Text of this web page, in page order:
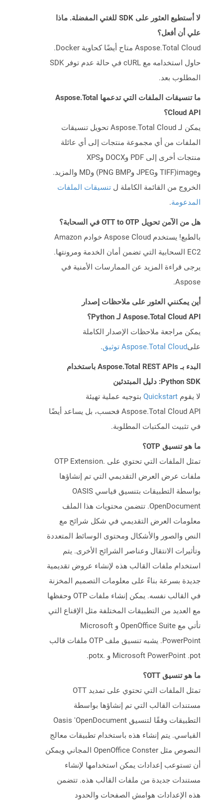
لا أستطيع العثور على SDK للغتي المفضلة. ماذا
علي أن أفعل؟
Aspose.Total Cloud متاح أيضًا كحاوية Docker.
حاول استخدامه مع cURL في حالة عدم توفر SDK
المطلوب بعد.
ما تنسيقات الملفات التي تدعمها Aspose.Total
Cloud API؟
يمكن لـ Aspose.Total Cloud تحويل تنسيقات
الملفات من أي مجموعة منتجات إلى أي عائلة
منتجات أخرى إلى PDF وDOCX وXPS
وimage(TIFF وJPEG وPNG BMP) وMD والمزيد.
الخروج من القائمة الكاملة ل تنسيقات الملفات
المدعومة.
هل من الآمن تحويل OTT to OTP في السحابة؟
بالطبع! يستخدم Aspose Cloud خوادم Amazon
EC2 السحابية التي تضمن أمان الخدمة ومرونتها.
يرجى قراءة المزيد عن الممارسات الأمنية في
Aspose.
أين يمكنني العثور على ملاحظات إصدار
Aspose.Total Cloud API لـ Python؟
يمكن مراجعة ملاحظات الإصدار الكاملة
علىAspose.Total Cloud توثيق .
البدء بـ Aspose.Total REST APIs باستخدام
Python SDK: دليل المبتدئين
لا يقوم Quickstart بتوجيه عملية تهيئة
Aspose.Total Cloud API فحسب، بل يساعد أيضًا
في تثبيت المكتبات المطلوبة.
ما هو تنسيق OTP؟
تمثل الملفات التي تحتوي على .OTP Extension
ملفات عرض العرض التقديمي التي تم إنشاؤها
بواسطة التطبيقات بتنسيق قياسي OASIS
OpenDocument. تتضمن محتويات هذا الملف
معلومات العرض التقديمي في شكل شرائح مع
النص والصور والأشكال ومحتوى الوسائط المتعددة
وتأثيرات الانتقال وعناصر الشرائح الأخرى. يتم
استخدام ملفات القالب هذه لإنشاء عروض تقديمية
جديدة بسرعة بناءً على معلومات التصميم المخزنة
في القالب نفسه. يمكن إنشاء ملفات OTP وحفظها
مع العديد من التطبيقات المختلفة مثل الإقناع التي
تأتي مع OpenOffice Suite و Microsoft
PowerPoint. يشبه تنسيق ملف OTP ملفات قالب
Microsoft PowerPoint .pot و .potx.
ما هو تنسيق OTT؟
تمثل الملفات التي تحتوي على تمديد OTT
مستندات القالب التي تم إنشاؤها بواسطة
التطبيقات وفقًا لتنسيق Oasis 'OpenDocument
القياسي. يتم إنشاء هذه باستخدام تطبيقات معالج
النصوص مثل OpenOffice Conster المجاني ويمكن
أن تستوعب إعدادات يمكن استخدامها لإنشاء
مستندات جديدة من ملفات القالب هذه. تتضمن
هذه الإعدادات هوامش الصفحات والحدود